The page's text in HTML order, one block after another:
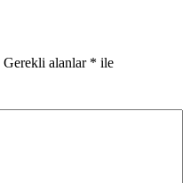
Gerekli alanlar * ile